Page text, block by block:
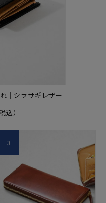
｜シラサギレザー
込）
3